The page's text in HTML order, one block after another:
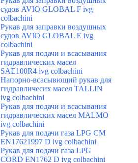
судов AVIO GLOBAL F ivg
colbachini
Рукав для заправки воздушных
судов AVIO GLOBAL E ivg
colbachini
Рукав для подачи и всасывания
гидравлических масел
SAE100R4 ivg colbachini
Напорно-всасывющий рукав для
гидравличесих масел TALLIN
ivg colbachini
Рукав для подачи и всасывания
гидравлических масел MALMO
ivg colbachini
Рукав для подачи газа LPG CM
EN17621997 D ivg colbachini
Рукав для подачи газа LPG
CORD EN1762 D ivg colbachini